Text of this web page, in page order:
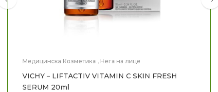
Медицинска Козметика , Нега на лице
VICHY – LIFTACTIV VITAMIN C SKIN FRESH
SERUM 20ml